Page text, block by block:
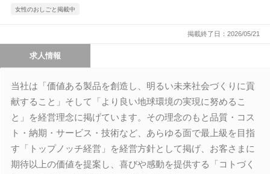
女性のおしごと掲載中
掲載終了日：2026/05/21
求人情報
当社は「価値ある製品を創造し、明るい未来社会づくりに貢
献すること」そして「より良い地球環境の実現に努めるこ
と」を経営理念に掲げています。その理念のもと品質・コス
ト・納期・サービス・技術など、あらゆる面で最上級を目指
す「トップノッチ経営」を経営方針として掲げ、お客さまに
期待以上の価値を提案し、喜びや感動を提供する「コトづく